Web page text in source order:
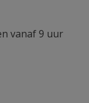
vanaf 9 uur